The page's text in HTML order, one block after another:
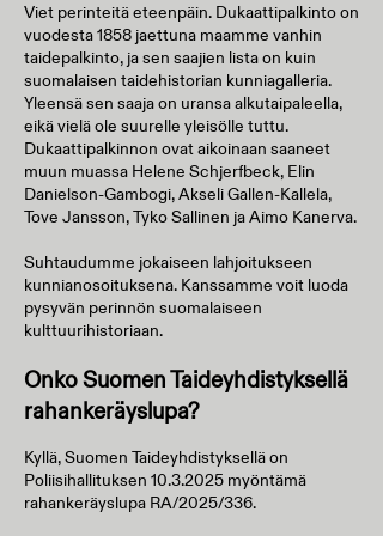
Viet perinteitä eteenpäin. Dukaattipalkinto on
vuodesta 1858 jaettuna maamme vanhin
taidepalkinto, ja sen saajien lista on kuin
suomalaisen taidehistorian kunniagalleria.
Yleensä sen saaja on uransa alkutaipaleella,
eikä vielä ole suurelle yleisölle tuttu.
Dukaattipalkinnon ovat aikoinaan saaneet
muun muassa Helene Schjerfbeck, Elin
Danielson-Gambogi, Akseli Gallen-Kallela,
Tove Jansson, Tyko Sallinen ja Aimo Kanerva.
Suhtaudumme jokaiseen lahjoitukseen
kunnianosoituksena. Kanssamme voit luoda
pysyvän perinnön suomalaiseen
kulttuurihistoriaan.
Onko Suomen Taideyhdistyksellä
rahankeräyslupa?
Kyllä, Suomen Taideyhdistyksellä on
Poliisihallituksen 10.3.2025 myöntämä
rahankeräyslupa RA/2025/336.